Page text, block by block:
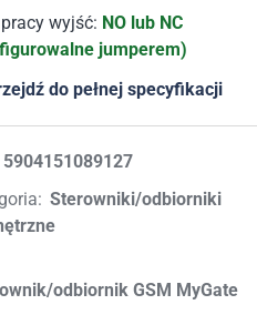
wyjść: NO lub NC
jumperem)
do pełnej specyfikacji
5904151089127
Sterowniki/odbiorniki
odbiornik GSM MyGate